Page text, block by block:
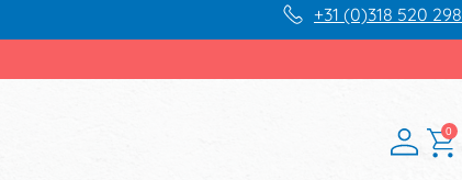
+31 (0)318 520 298
0